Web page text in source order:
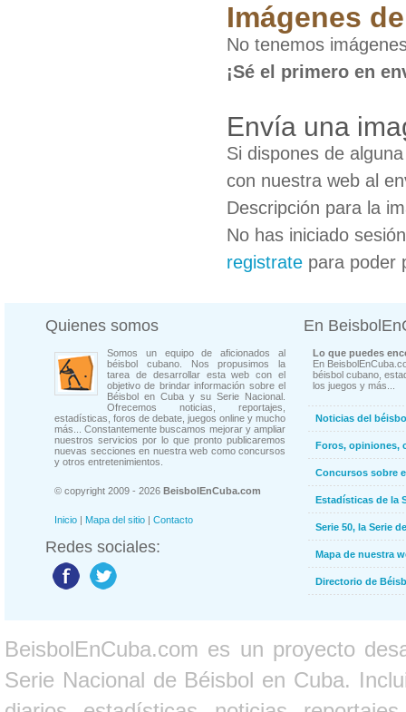
Imágenes
No tenemos
¡Sé el primero en
Envía una
Si dispones de
con nuestra web al
Descripción para la
No has iniciado
registrate para poder
Quienes somos
Somos un equipo de aficionados al
béisbol cubano. Nos propusimos la
tarea de desarrollar esta web con el
objetivo de brindar información sobre el
Béisbol en Cuba y su Serie Nacional.
Ofrecemos noticias, reportajes,
estadísticas, foros de debate, juegos online y mucho
más... Constantemente buscamos mejorar y ampliar
nuestros servicios por lo que pronto publicaremos
nuevas secciones en nuestra web como concursos
y otros entretenimientos.
© copyright 2009 - 2026 BeisbolEnCuba.com
Inicio | Mapa del sitio | Contacto
Redes sociales:
En
Lo que puedes
En
béisbol cubano,
los juegos y más...
Noticias del
Foros, opiniones,
Concursos sobre
Estadísticas de la
Serie 50, la Serie
Mapa de nuestra
Directorio de
BeisbolEnCuba.com es un proyecto
Serie Nacional de Béisbol en Cuba.